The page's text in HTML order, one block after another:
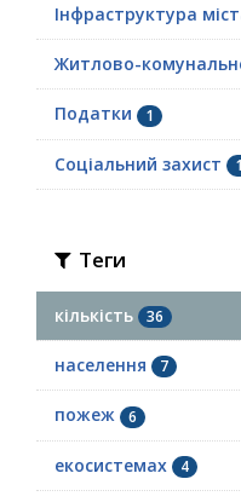
Інфраструктура
Житлово-
Податки 1
Соціальний захист 1
Теги
кількість 36
населення 7
пожеж 6
екосистемах 4